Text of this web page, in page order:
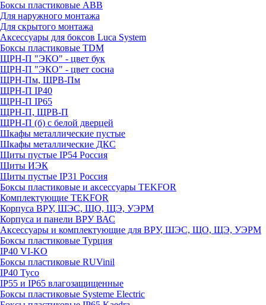
Боксы пластиковые ABB
Для наружного монтажа
Для скрытого монтажа
Аксессуары для боксов Luca System
Боксы пластиковые TDM
ЩРН-П "ЭКО" - цвет бук
ЩРН-П "ЭКО" - цвет сосна
ЩРН-Пм, ЩРВ-Пм
ЩРН-П IP40
ЩРН-П IP65
ЩРН-П, ЩРВ-П
ЩРН-П (б) с белой дверцей
Шкафы металлические пустые
Шкафы металлические ДКС
Щиты пустые IP54 Россия
Щиты ИЭК
Щиты пустые IP31 Россия
Боксы пластиковые и аксессуары TEKFOR
Комплектующие TEKFOR
Корпуса ВРУ, ШЭС, ЩО, ЩЭ, УЭРМ
Корпуса и панели ВРУ ВАС
Аксессуары и комплектующие для ВРУ, ШЭС, ЩО, ЩЭ, УЭРМ
Боксы пластиковые Турция
IP40 VI-KO
Боксы пластиковые RUVinil
IP40 Тусо
IP55 и IP65 влагозащищенные
Боксы пластиковые Systeme Electric